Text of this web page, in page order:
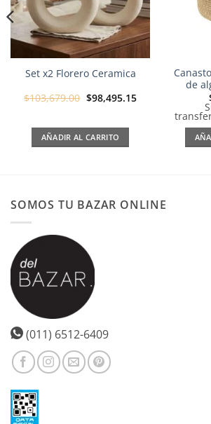
Set x2 Florero Ceramica
$103,679.00 El
precio
$103,679.00.
$98,495.15El
AÑADIR AL CARRITO
de
SOMOS TU BAZAR ONLINE
(011) 6512-6409